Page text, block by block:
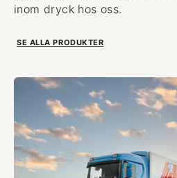
inom dryck hos oss.
SE ALLA PRODUKTER